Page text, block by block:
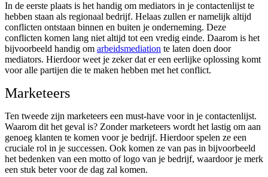
In de eerste plaats is het handig om mediators in je contactenlijst te
hebben staan als regionaal bedrijf. Helaas zullen er namelijk altijd
conflicten ontstaan binnen en buiten je onderneming. Deze
conflicten komen lang niet altijd tot een vredig einde. Daarom is het
bijvoorbeeld handig om arbeidsmediation te laten doen door
mediators. Hierdoor weet je zeker dat er een eerlijke oplossing komt
voor alle partijen die te maken hebben met het conflict.
Marketeers
Ten tweede zijn marketeers een must-have voor in je contactenlijst.
Waarom dit het geval is? Zonder marketeers wordt het lastig om aan
genoeg klanten te komen voor je bedrijf. Hierdoor spelen ze een
cruciale rol in je successen. Ook komen ze van pas in bijvoorbeeld
het bedenken van een motto of logo van je bedrijf, waardoor je merk
een stuk beter voor de dag zal komen.